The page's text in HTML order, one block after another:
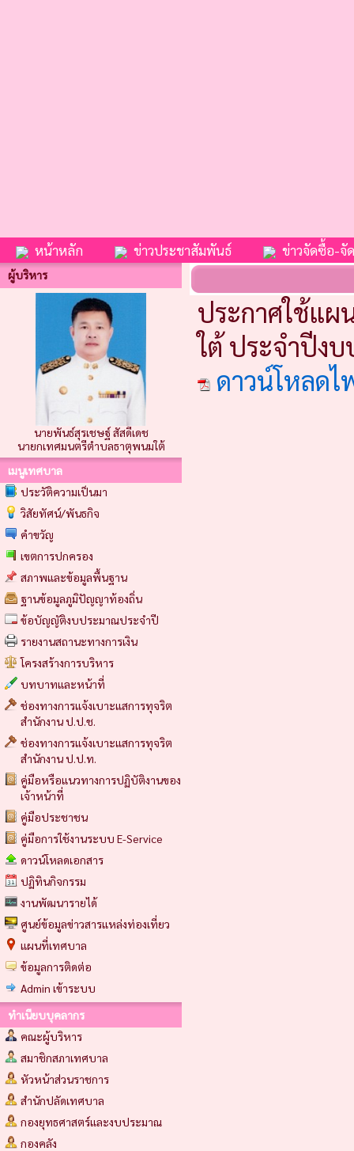
หน้าหลัก ข่าวประชาสัมพันธ์ ข่าวจัดซื้อ-จั
ผู้บริหาร
นายพันธ์สุรเชษฐ์ สัสดีเดช
นายกเทศมนตรีตำบลธาตุพนมใต้
เมนูเทศบาล
ประวัติความเป็นมา
วิสัยทัศน์/พันธกิจ
คำขวัญ
เขตการปกครอง
สภาพและข้อมูลพื้นฐาน
ฐานข้อมูลภูมิปัญญาท้องถิ่น
ข้อบัญญัติงบประมาณประจำปี
รายงานสถานะทางการเงิน
โครงสร้างการบริหาร
บทบาทและหน้าที่
ช่องทางการแจ้งเบาะแสการทุจริต
สำนักงาน ป.ป.ช.
ช่องทางการแจ้งเบาะแสการทุจริต
สำนักงาน ป.ป.ท.
คู่มือหรือแนวทางการปฏิบัติงานของ
เจ้าหน้าที่
คู่มือประชาชน
คู่มือการใช้งานระบบ E-Service
ดาวน์โหลดเอกสาร
ปฏิทินกิจกรรม
งานพัฒนารายได้
ศูนย์ข้อมูลข่าวสารแหล่งท่องเที่ยว
แผนที่เทศบาล
ข้อมูลการติดต่อ
Admin เข้าระบบ
ทำเนียบบุคลากร
คณะผู้บริหาร
สมาชิกสภาเทศบาล
หัวหน้าส่วนราชการ
สำนักปลัดเทศบาล
กองยุทธศาสตร์และงบประมาณ
กองคลัง
ประกาศใช้แผ
ใต้ ประจำปีง
ดาวน์โหลด